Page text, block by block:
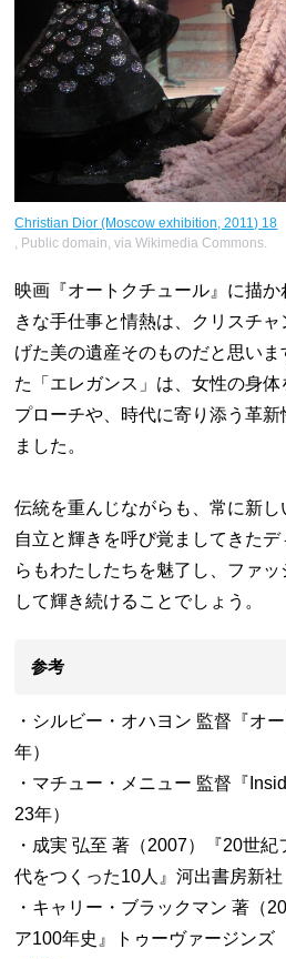
Christian Dior (Moscow exhibition, 2011) 18
, Public domain, via Wikimedia Commons.
映画『オートクチュール』に描
きな手仕事と情熱は、クリスチ
げた美の遺産そのものだと思い
た「エレガンス」は、女性の身
プローチや、時代に寄り添う革
ました。
伝統を重んじながらも、常に新
自立と輝きを呼び覚ましてきた
らもわたしたちを魅了し、ファ
して輝き続けることでしょう。
参考
・シルビー・オハヨン 監督『オ
年）
・マチュー・メニュー 監督『
23年）
・成実 弘至 著（2007）『20世
代をつくった10人』河出書房新社
・キャリー・ブラックマン 著（
ア100年史』トゥーヴァージンズ